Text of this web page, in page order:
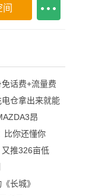
间
话费+流量费
仓拿出来就能
昂
比你还懂你
推326亩低
长城》